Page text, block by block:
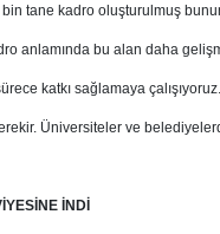
tane kadro oluşturulmuş
anlamında bu alan daha
katkı sağlamaya
Üniversiteler ve
İNDİ